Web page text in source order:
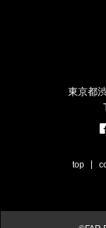
東京都
top